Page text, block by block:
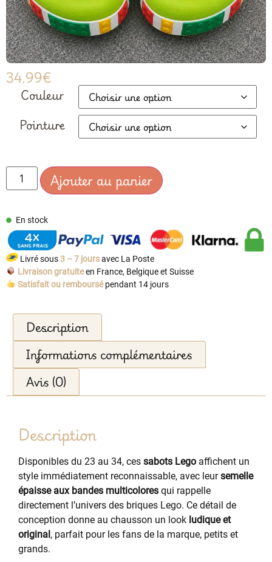
34.99€
Couleur
Pointure
Ajouter au panier
En stock
Livré sous3 – 7 joursavec La Poste
Livraison gratuiteen France, Belgique et Suisse
Satisfait ou remboursépendant 14 jours
Description
Informations complémentaires
Avis (0)
Description
Disponibles du 23 au 34, ces sabots Lego affichent un
style immédiatement reconnaissable, avec leursemelle
épaisse aux bandes multicolores qui rappelle
directement l’univers des briques Lego. Ce détail de
conception donne au chausson un look ludique et
original, parfait pour les fans de la marque, petits et
grands.